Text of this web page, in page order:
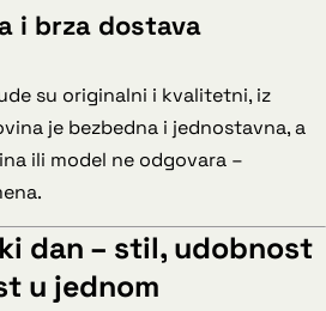
i brza dostava
su originalni i kvalitetni, iz
je bezbedna i jednostavna, a
ili model ne odgovara –
dan – stil, udobnost
u jednom